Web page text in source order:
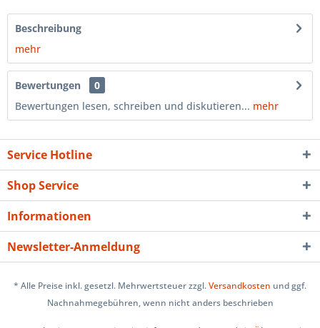
Beschreibung
mehr
Bewertungen
0
Bewertungen lesen, schreiben und diskutieren... mehr
Service Hotline
Shop Service
Informationen
Newsletter-Anmeldung
* Alle Preise inkl. gesetzl. Mehrwertsteuer zzgl.Versandkosten und ggf.
Nachnahmegebühren, wenn nicht anders beschrieben